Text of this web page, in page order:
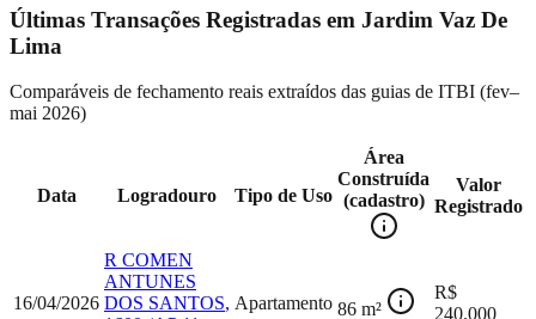
Últimas Transações Registradas em Jardim Vaz De
Lima
Comparáveis de fechamento reais extraídos das guias de ITBI (fev–
mai 2026)
Data Logradouro Tipo de Uso
Área
Construída
(cadastro)
Valor
Registrado
16/04/2026
R COMEN
ANTUNES
DOS SANTOS, Apartamento 86 m²
R$
240.000